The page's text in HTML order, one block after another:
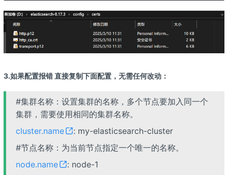
3.如果配置报错 直接复制下面配置，无需任何改动：
#集群名称：设置集群的名称，多个节点要加入同一个
集群，需要使用相同的集群名称。
cluster.name
: my-elasticsearch-cluster
#节点名称：为当前节点指定一个唯一的名称。
node.name
: node-1